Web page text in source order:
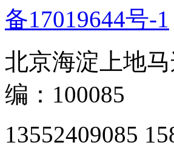
备17019644号-1
北京海淀上地
编：100085
13552409085